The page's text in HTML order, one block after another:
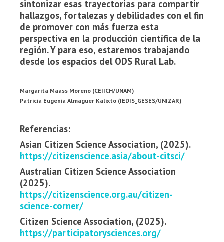
sintonizar esas trayectorias para compartir
hallazgos, fortalezas y debilidades con el fin
de promover con más fuerza esta
perspectiva en la producción científica de la
región. Y para eso, estaremos trabajando
desde los espacios del ODS Rural Lab.
Margarita Maass Moreno (CEIICH/UNAM)
Patricia Eugenia Almaguer Kalixto (IEDIS_GESES/UNIZAR)
Referencias:
Asian Citizen Science Association, (2025).
https://citizenscience.asia/about-citsci/
Australian Citizen Science Association
(2025).
https://citizenscience.org.au/citizen-
science-corner/
Citizen Science Association, (2025).
https://participatorysciences.org/